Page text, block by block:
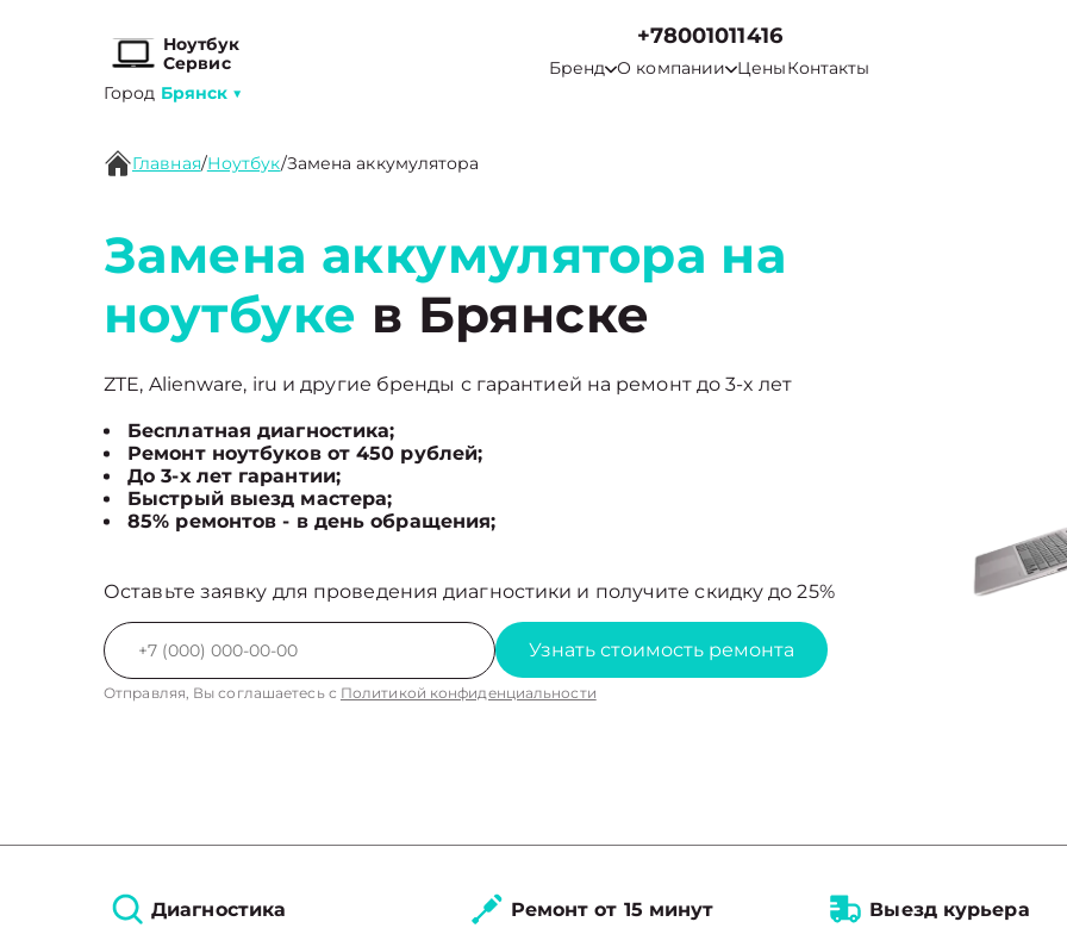
Ноутбук
Сервис
Город Брянск ▼
+78001011416
Бренд О компании ЦеныКонтакты
Главная/Ноутбук/Замена аккумулятора
Замена аккумулятора на
ноутбуке в Брянске
ZTE, Alienware, iru и другие бренды с гарантией на ремонт до 3-х лет
Бесплатная диагностика;
Ремонт ноутбуков от 450 рублей;
До 3-х лет гарантии;
Быстрый выезд мастера;
85% ремонтов - в день обращения;
Оставьте заявку для проведения диагностики и получите скидку до 25%
Узнать стоимость ремонта
Отправляя, Вы соглашаетесь с Политикой конфиденциальности
Диагностика
Ремонт от 15 минут
Выезд курьера